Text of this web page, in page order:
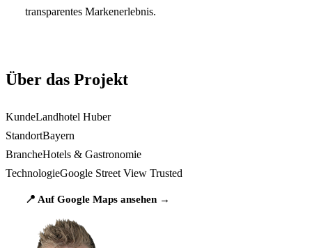
transparentes Markenerlebnis.
Über das Projekt
KundeLandhotel Huber
StandortBayern
BrancheHotels & Gastronomie
TechnologieGoogle Street View Trusted
📍 Auf Google Maps ansehen →